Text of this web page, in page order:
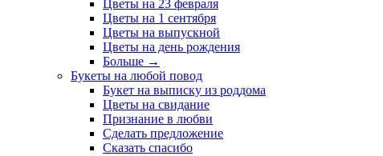
Цветы на 23 февраля
Цветы на 1 сентября
Цветы на выпускной
Цветы на день рождения
Больше →
Букеты на любой повод
Букет на выписку из роддома
Цветы на свидание
Признание в любви
Сделать предложение
Сказать спасибо